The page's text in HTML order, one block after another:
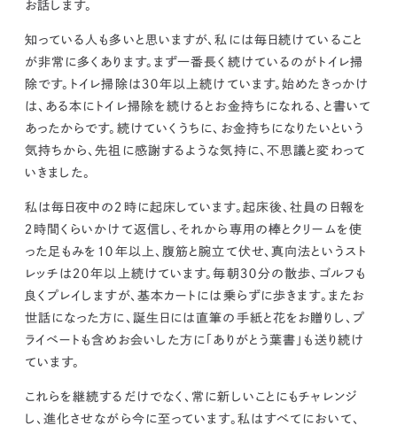
お話します。
知っている人も多いと思いますが、私には毎日続けていること
が非常に多くあります。まず一番長く続けているのがトイレ掃
除です。トイレ掃除は３０年以上続けています。始めたきっかけ
は、ある本にトイレ掃除を続けるとお金持ちになれる、と書いて
あったからです。続けていくうちに、お金持ちになりたいという
気持ちから、先祖に感謝するような気持に、不思議と変わって
いきました。
私は毎日夜中の２時に起床しています。起床後、社員の日報を
２時間くらいかけて返信し、それから専用の棒とクリームを使
った足もみを１０年以上、腹筋と腕立て伏せ、真向法というスト
レッチは２０年以上続けています。毎朝３０分の散歩、ゴルフも
良くプレイしますが、基本カートには乗らずに歩きます。またお
世話になった方に、誕生日には直筆の手紙と花をお贈りし、プ
ライベートも含めお会いした方に「ありがとう葉書」も送り続け
ています。
これらを継続するだけでなく、常に新しいことにもチャレンジ
し、進化させながら今に至っています。 私はすべてにおいて、